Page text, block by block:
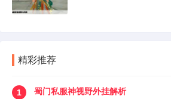
精彩推荐
1
蜀门私服神视野外挂解析